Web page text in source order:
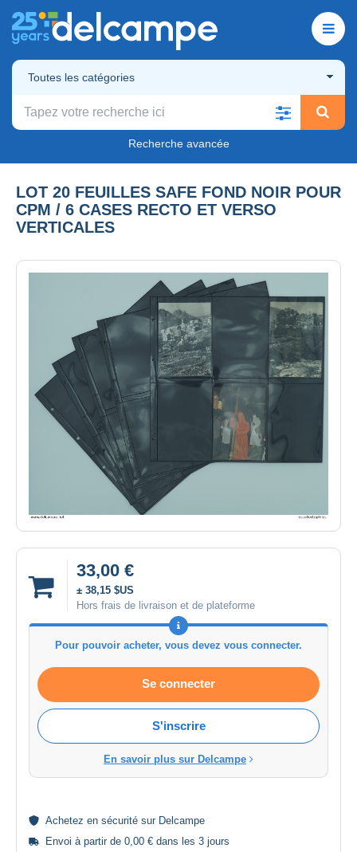
Toutes les catégories
Recherche avancée
LOT 20 FEUILLES SAFE FOND NOIR POUR
CPM / 6 CASES RECTO ET VERSO
VERTICALES
33,00 €
± 38,15 $US
Hors frais de livraison et de plateforme
Pour pouvoir acheter, vous devez vous connecter.
Se connecter
S'inscrire
En savoir plus sur Delcampe
Achetez en sécurité sur Delcampe
Envoi à partir de 0,00 € dans les 3 jours